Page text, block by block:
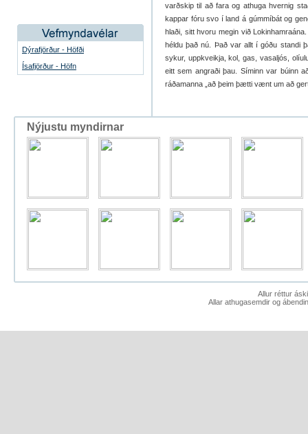
Dýrafjörður - Höfði
Ísafjörður - Höfn
varðskip til að fara og athuga hvernig
kappar fóru svo í land á gúmmíbát og
hlaði, sitt hvoru megin við
héldu það nú. Það var allt í góðu standi
sykur, uppkveikja, kol, gas, vasaljós,
eitt sem angraði þau. Síminn var búinn
ráðamanna „að þeim þætti vænt um að
Nýjustu myndirnar
Allur réttur
Allar athugasemdir og